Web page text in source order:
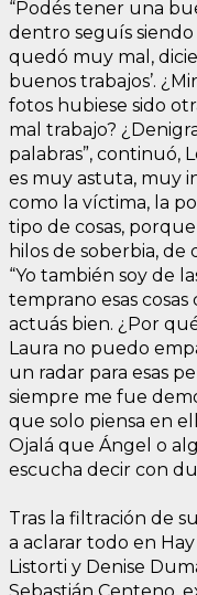
“Podés tener una
dentro seguís siendo
quedó muy mal,
buenos trabajos’.
fotos hubiese sido
mal trabajo?
palabras”, continuó,
es muy astuta, muy
como la víctima, la
tipo de cosas,
hilos de soberbia, de
“Yo también soy de
temprano esas
actuás bien. ¿Por
Laura no puedo
un radar para esas
siempre me fue
que solo piensa en
Ojalá que Ángel o
escucha decir con
Tras la filtración de
a aclarar todo en
Listorti y Denise
Sebastián Centeno,